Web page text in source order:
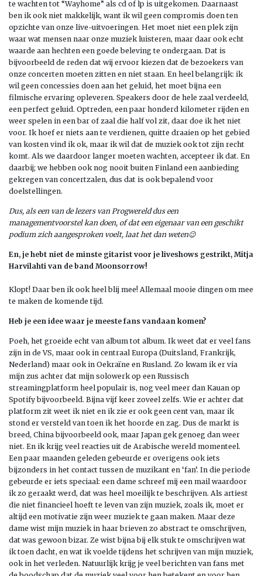
te wachten tot “Wayhome” als cd of lp is uitgekomen. Daarnaast
ben ik ook niet makkelijk, want ik wil geen compromis doen ten
opzichte van onze live-uitvoeringen. Het moet niet een plek zijn
waar wat mensen naar onze muziek luisteren, maar daar ook echt
waarde aan hechten een goede beleving te ondergaan. Dat is
bijvoorbeeld de reden dat wij ervoor kiezen dat de bezoekers van
onze concerten moeten zitten en niet staan. En heel belangrijk: ik
wil geen concessies doen aan het geluid, het moet bijna een
filmische ervaring opleveren. Speakers door de hele zaal verdeeld,
een perfect geluid. Optreden, een paar honderd kilometer rijden en
weer spelen in een bar of zaal die half vol zit, daar doe ik het niet
voor. Ik hoef er niets aan te verdienen, quitte draaien op het gebied
van kosten vind ik ok, maar ik wil dat de muziek ook tot zijn recht
komt. Als we daardoor langer moeten wachten, accepteer ik dat. En
daarbij; we hebben ook nog nooit buiten Finland een aanbieding
gekregen van concertzalen, dus dat is ook bepalend voor
doelstellingen.
Dus, als een van de lezers van Progwereld dus een
managementvoorstel kan doen, of dat een eigenaar van een geschikt
podium zich aangesproken voelt, laat het dan weten😉
En, je hebt niet de minste gitarist voor je liveshows gestrikt, Mitja
Harvilahti van de band Moonsorrow!
Klopt! Daar ben ik ook heel blij mee! Allemaal mooie dingen om mee
te maken de komende tijd.
Heb je een idee waar je meeste fans vandaan komen?
Poeh, het groeide echt van album tot album. Ik weet dat er veel fans
zijn in de VS, maar ook in centraal Europa (Duitsland, Frankrijk,
Nederland) maar ook in Oekraïne en Rusland. Zo kwam ik er via
mijn zus achter dat mijn solowerk op een Russisch
streamingplatform heel populair is, nog veel meer dan Kauan op
Spotify bijvoorbeeld. Bijna vijf keer zoveel zelfs. Wie er achter dat
platform zit weet ik niet en ik zie er ook geen cent van, maar ik
stond er versteld van toen ik het hoorde en zag. Dus de markt is
breed, China bijvoorbeeld ook, maar Japan gek genoeg dan weer
niet. En ik krijg veel reacties uit de Arabische wereld momenteel.
Een paar maanden geleden gebeurde er overigens ook iets
bijzonders in het contact tussen de muzikant en ‘fan’. In die periode
gebeurde er iets speciaal: een dame schreef mij een mail waardoor
ik zo geraakt werd, dat was heel moeilijk te beschrijven. Als artiest
die niet financieel hoeft te leven van zijn muziek, zoals ik, moet er
altijd een motivatie zijn weer muziek te gaan maken. Maar deze
dame wist mijn muziek in haar brieven zo abstract te omschrijven,
dat was gewoon bizar. Ze wist bijna bij elk stuk te omschrijven wat
ik toen dacht, en wat ik voelde tijdens het schrijven van mijn muziek,
ook in het verleden. Natuurlijk krijg je veel berichten van fans met